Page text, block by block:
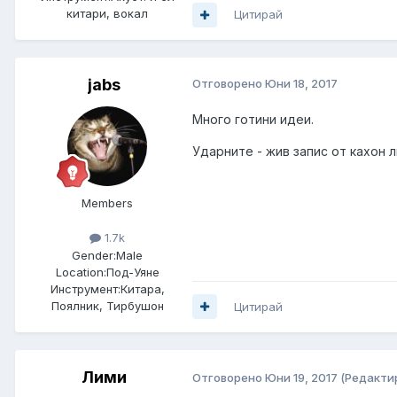
китари, вокал
Цитирай
jabs
Members
1.7k
Gender:Male
Location:Под-Уяне
Инструмент:Китара,
Поялник, Тирбушон
Отговорено Юни 18, 2017
Много готини идеи.
Ударните - жив запис от кахон
Цитирай
Лими Отговорено Юни 19, 2017